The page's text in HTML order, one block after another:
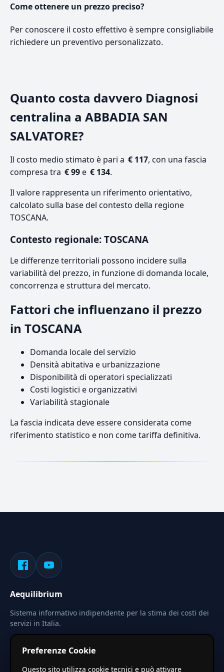
Come ottenere un prezzo preciso?
Per conoscere il costo effettivo è sempre consigliabile
richiedere un preventivo personalizzato.
Quanto costa davvero Diagnosi
centralina a ABBADIA SAN
SALVATORE?
Il costo medio stimato è pari a € 117, con una fascia
compresa tra € 99e € 134.
Il valore rappresenta un riferimento orientativo,
calcolato sulla base del contesto della regione
TOSCANA.
Contesto regionale: TOSCANA
Le differenze territoriali possono incidere sulla
variabilità del prezzo, in funzione di domanda locale,
concorrenza e struttura del mercato.
Fattori che influenzano il prezzo
in TOSCANA
Domanda locale del servizio
Densità abitativa e urbanizzazione
Disponibilità di operatori specializzati
Costi logistici e organizzativi
Variabilità stagionale
La fascia indicata deve essere considerata come
riferimento statistico e non come tariffa definitiva.
Aequilibrium
Sistema informativo indipendente per la stima dei costi dei
servizi in Italia.
Le stime pubblicate sono calcolate tramite coefficienti
Preferenze Cookie
Questo sito utilizza cookie tecnici e può attivare